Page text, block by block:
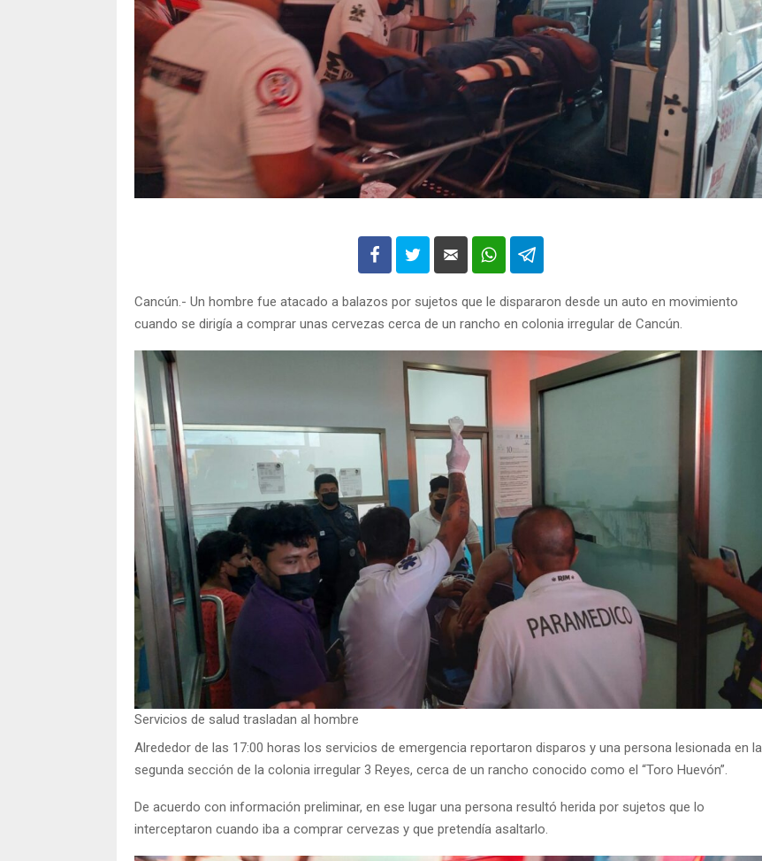
Cancún.- Un hombre fue atacado a balazos por sujetos que le dispararon desde un auto en movimiento
cuando se dirigía a comprar unas cervezas cerca de un rancho en colonia irregular de Cancún.
Servicios de salud trasladan al hombre
Alrededor de las 17:00 horas los servicios de emergencia reportaron disparos y una persona lesionada en la
segunda sección de la colonia irregular 3 Reyes, cerca de un rancho conocido como el “Toro Huevón”.
De acuerdo con información preliminar, en ese lugar una persona resultó herida por sujetos que lo
interceptaron cuando iba a comprar cervezas y que pretendía asaltarlo.